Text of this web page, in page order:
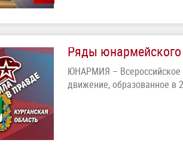
Ряды
ЮНАРМИЯ – Всероссийское
движение, образованное в